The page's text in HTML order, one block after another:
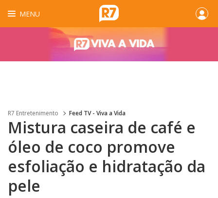
MENU
R7 Entretenimento Feed TV - Viva a Vida
Mistura caseira de café e
óleo de coco promove
esfoliação e hidratação da
pele